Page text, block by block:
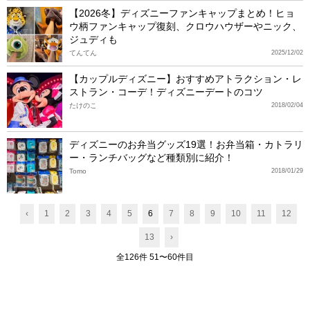
【2026冬】ディズニーファンキャップまとめ！ヒョ
ウ柄ファンキャップ復刻、クロウハウザーやニック、
ジュディも
2025/12/02
てんてん
【カップルディズニー】おすすめアトラクション・レ
ストラン・コーデ！ディズニーデートのコツ
2018/02/04
たけのこ
ディズニーのお弁当グッズ19選！お弁当箱・カトラリ
ー・ランチバッグなど種類別に紹介！
2018/01/29
Tomo
‹ 1 2 3 4 5 6 7 8 9 10 11 12
13 ›
全126件 51〜60件目